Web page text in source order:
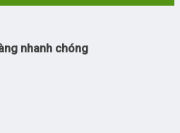
nhanh chóng